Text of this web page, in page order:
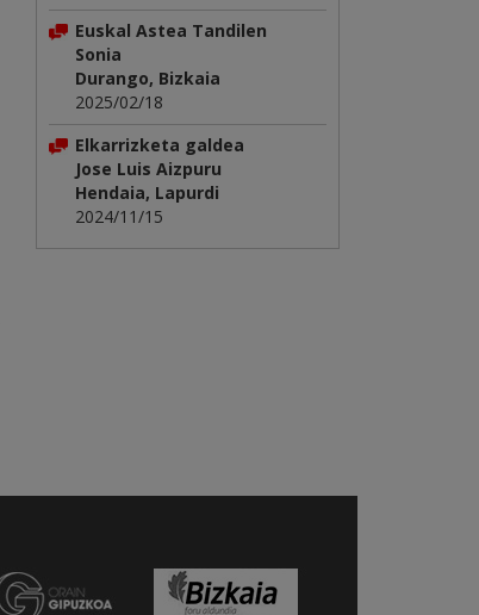
Euskal Astea Tandilen
Sonia
Durango, Bizkaia
2025/02/18
Elkarrizketa galdea
Jose Luis Aizpuru
Hendaia, Lapurdi
2024/11/15